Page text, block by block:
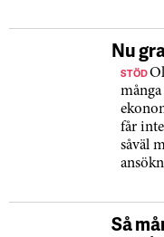
Nu
STÖD
får
såväl
Så